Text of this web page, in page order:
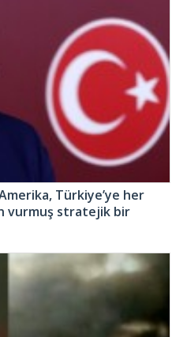
Türkiye’ye her
vurmuş stratejik bir